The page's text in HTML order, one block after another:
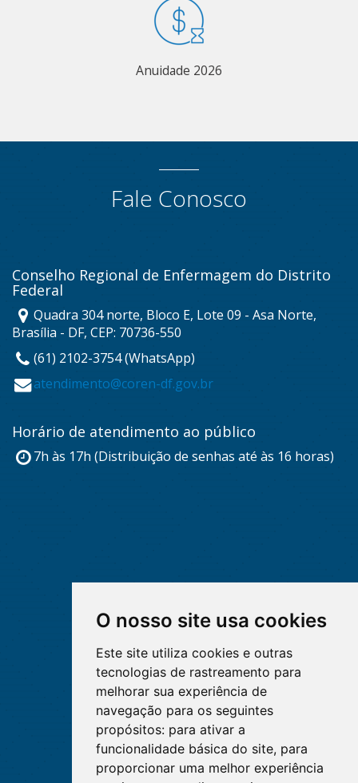
O nosso site usa cookies
Este site utiliza cookies e outras
tecnologias de rastreamento para
melhorar sua experiência de
navegação para os seguintes
propósitos: para ativar a
funcionalidade básica do site, para
proporcionar uma melhor experiência
Anuidade 2026
Fale Conosco
Conselho Regional de Enfermagem do Distrito
Federal
Quadra 304 norte, Bloco E, Lote 09 - Asa Norte,
Brasília - DF, CEP: 70736-550
(61) 2102-3754 (WhatsApp)
atendimento@coren-df.gov.br
Horário de atendimento ao público
7h às 17h (Distribuição de senhas até às 16 horas)